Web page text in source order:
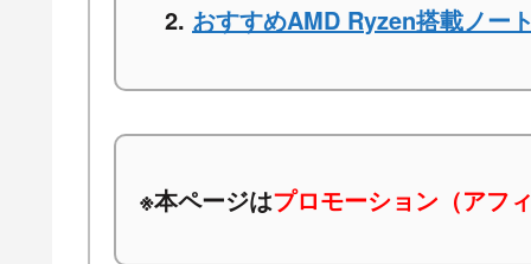
おすすめAMD Ryzen搭載ノー
※本ページはプロモーション（アフ